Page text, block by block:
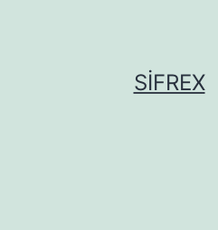
SIFREX